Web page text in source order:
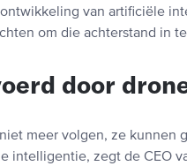
van artificiële
om die achterstand in
door
meer volgen, ze kunnen
zegt de CEO